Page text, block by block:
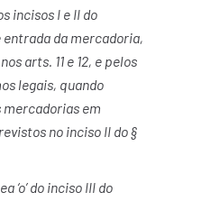
incisos I e II do
da mercadoria,
arts. 11 e 12, e pelos
legais, quando
em
no inciso II do §
‘o’ do inciso III do